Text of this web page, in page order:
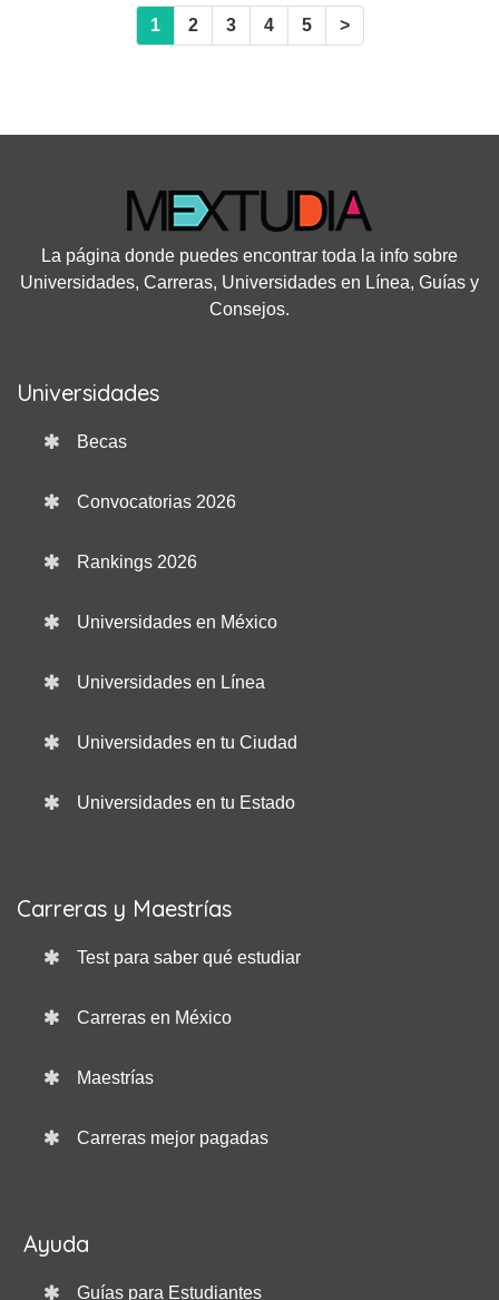
1 2 3 4 5 >
La página donde puedes encontrar toda la info sobre
Universidades, Carreras, Universidades en Línea, Guías y
Consejos.
Universidades
Becas
Convocatorias 2026
Rankings 2026
Universidades en México
Universidades en Línea
Universidades en tu Ciudad
Universidades en tu Estado
Carreras y Maestrías
Test para saber qué estudiar
Carreras en México
Maestrías
Carreras mejor pagadas
Ayuda
Guías para Estudiantes